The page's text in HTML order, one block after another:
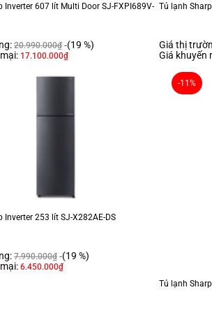
dụng 247 lít, tủ lạnh lý tưởng để bảo quản thực
bị kệ khay đá chia ngăn thành hai phần tiện lợi,
lạnh dung tích 195 lít rộng rãi, lý tưởng để bảo
Inverter 607 lít Multi Door SJ-FXPI689V-
20.990.000₫ (19 %)
17.100.000₫
Tủ lạnh
Giá thị
Giá khuyến
Inverter 253 lít SJ-X282AE-DS
7.990.000₫ (19 %)
6.450.000₫
-11%
Tủ lạnh